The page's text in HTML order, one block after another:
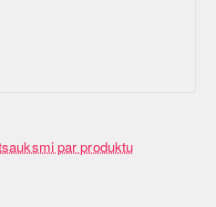
par produktu